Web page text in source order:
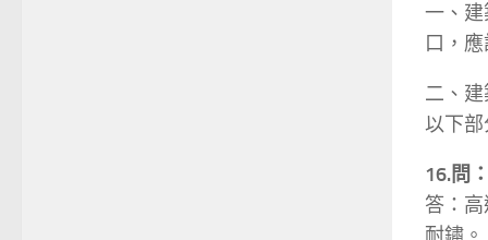
一、
口，
二、
以下部
16.問
答：高